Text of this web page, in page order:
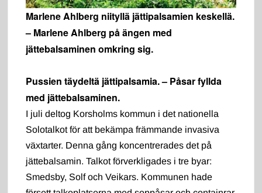
Marlene Ahlberg niityllä jättipalsamien keskellä.
– Marlene Ahlberg på ängen med
jättebalsaminen omkring sig.
Pussien täydeltä jättipalsamia. – Påsar fyllda
med jättebalsaminen.
I juli deltog Korsholms kommun i det nationella
Solotalkot för att bekämpa främmande invasiva
växtarter. Denna gång koncentrerades det på
jättebalsamin. Talkot förverkligades i tre byar:
Smedsby, Solf och Veikars. Kommunen hade